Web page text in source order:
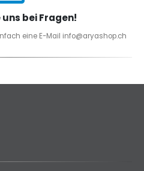
bei Fragen!
eine E-Mail info@aryashop.ch